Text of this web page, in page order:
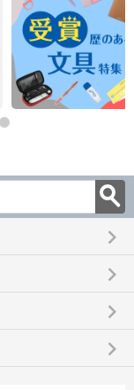
keyboard_arrow_right
keyboard_arrow_right
keyboard_arrow_right
keyboard_arrow_right